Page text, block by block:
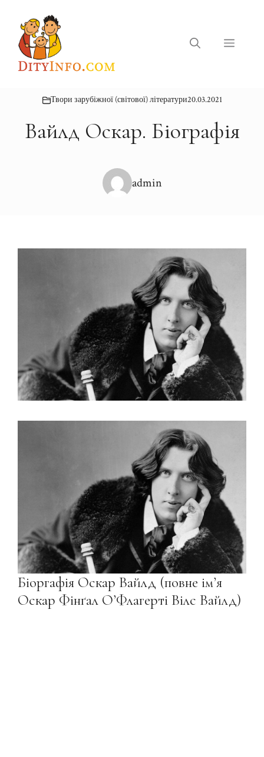
вмісту
Меню
Твори зарубіжної (світової) літератури20.03.2021
Вайлд Оскар. Біографія
admin
Біоргафія Оскар Вайлд (повне ім’я
Оскар Фінґал О’Флагерті Вілс Вайлд)